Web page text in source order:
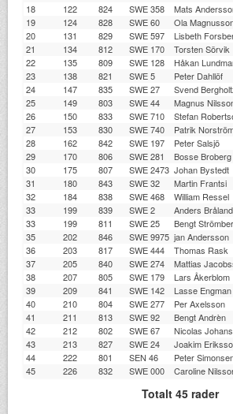
18
122 824 SWE 358 Mats
19
124 828 SWE 60 Ola
20
131 829 SWE 597 Lisbeth
21
134 812 SWE 170 Torsten Sörvik
22
135 809 SWE 128 Håkan
23
138 821 SWE 5 Peter Dahllöf
24
147 835 SWE 27 Svend
25
149 803 SWE 44 Magnus
26
150 833 SWE 710 Stefan
27
153 830 SWE 740 Patrik
28
162 842 SWE 197 Peter Salsjö
29
170 806 SWE 281 Bosse Broberg
30
175 807 SWE 2473 Johan Bystedt
31
180 843 SWE 32 Martin Frantsi
32
184 838 SWE 468 William Ressel
33
199 839 SWE 2 Anders
33
199 811 SWE 25 Bengt
35
202 846 SWE 9975 jan Andersson
36
203 817 SWE 444 Thomas Rask
37
205 840 SWE 274 Mattias
38
207 805 SWE 179 Lars Åkerblom
39
209 841 SWE 142 Lasse Engman
40
210 804 SWE 277 Per Axelsson
41
211 813 SWE 92 Bengt Andrèn
42
212 802 SWE 67 Nicolas
43
213 827 SWE 24 Joakim
44
222 801 SEN 46 Peter
45
226 832 SWE 000 Caroline
Totalt 45 rader